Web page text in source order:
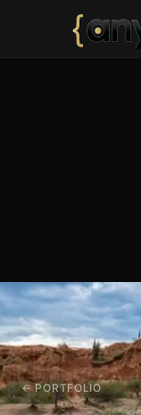
← PORTFOLIO